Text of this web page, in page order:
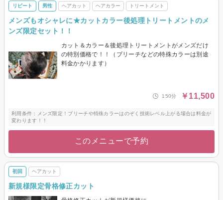
リピート 男性 ヘアカット ヘアカラー トリートメント
メンズもオシャレに★カットカラー後処理トリートメントのメ
ンズ限定セット！！
カット＆カラー＆後処理トリートメントがメンズだけ
の特別価格で！！（ブリーチなどの特殊カラーは別途
料金かかります）
150分 ￥11,500
利用条件：メンズ限定！ブリーチや特殊カラーはのぞく技術レベル上がる場合は料金が
変わります！！
このメニューで予約
初回 ヘアカット
新規様限定骨格修正カット